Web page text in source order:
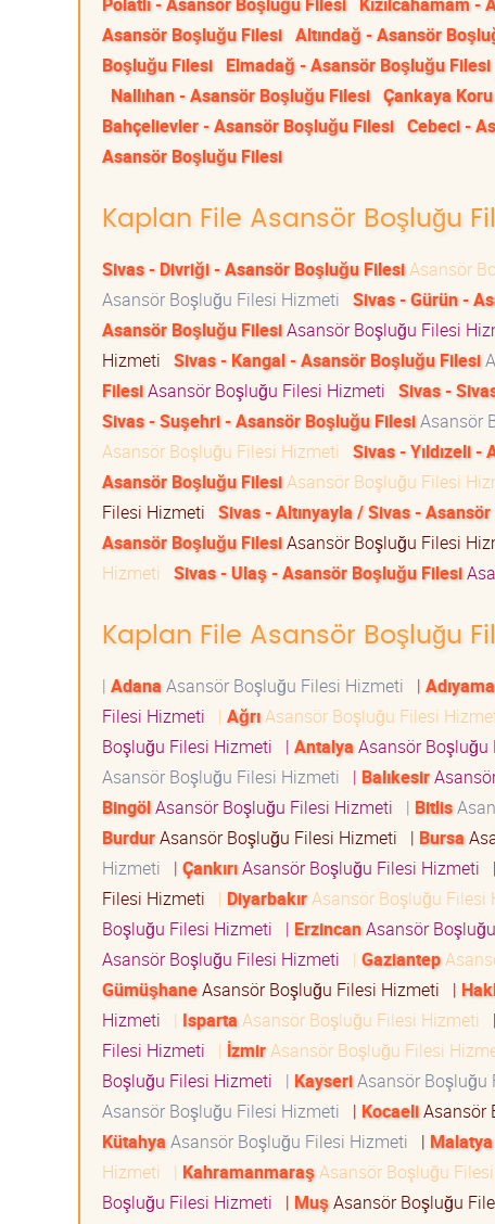
Asansör Boşluğu Filesi Altındağ - Asansör
Boşluğu Filesi Elmadağ - Asansör Boşluğu Filesi
Nallıhan - Asansör Boşluğu Filesi Çankaya
Bahçelievler - Asansör Boşluğu Filesi Cebeci -
Asansör Boşluğu Filesi
Kaplan File Asansör Boşluğu
Sivas - Divriği - Asansör Boşluğu FilesiAsansör
Asansör Boşluğu Filesi Hizmeti Sivas - Gürün -
Asansör Boşluğu FilesiAsansör Boşluğu Filesi
Hizmeti Sivas - Kangal - Asansör Boşluğu Filesi
FilesiAsansör Boşluğu Filesi Hizmeti Sivas -
Sivas - Suşehri - Asansör Boşluğu FilesiAsansör
Asansör Boşluğu Filesi Hizmeti Sivas - Yıldızeli
Asansör Boşluğu FilesiAsansör Boşluğu Filesi
Filesi Hizmeti Sivas - Altınyayla / Sivas -
Asansör Boşluğu FilesiAsansör Boşluğu Filesi
Hizmeti Sivas - Ulaş - Asansör Boşluğu Filesi
Kaplan File Asansör Boşluğu
| AdanaAsansör Boşluğu Filesi Hizmeti |
Filesi Hizmeti
| AğrıAsansör Boşluğu Filesi
Boşluğu Filesi Hizmeti
| AntalyaAsansör Boşluğu
Asansör Boşluğu Filesi Hizmeti
| Balıkesir
BingölAsansör Boşluğu Filesi Hizmeti | Bitlis
BurdurAsansör Boşluğu Filesi Hizmeti | Bursa
Hizmeti
| ÇankırıAsansör Boşluğu Filesi Hizmeti |
Filesi Hizmeti
| DiyarbakırAsansör Boşluğu Filesi
Boşluğu Filesi Hizmeti
| ErzincanAsansör
Asansör Boşluğu Filesi Hizmeti
| Gaziantep
GümüşhaneAsansör Boşluğu Filesi Hizmeti |
Hizmeti
| IspartaAsansör Boşluğu Filesi Hizmeti |
Filesi Hizmeti
| İzmirAsansör Boşluğu Filesi
Boşluğu Filesi Hizmeti
| KayseriAsansör Boşluğu
Asansör Boşluğu Filesi Hizmeti
| KocaeliAsansör
KütahyaAsansör Boşluğu Filesi Hizmeti | Malatya
Hizmeti
| KahramanmaraşAsansör Boşluğu
Boşluğu Filesi Hizmeti
| MuşAsansör Boşluğu